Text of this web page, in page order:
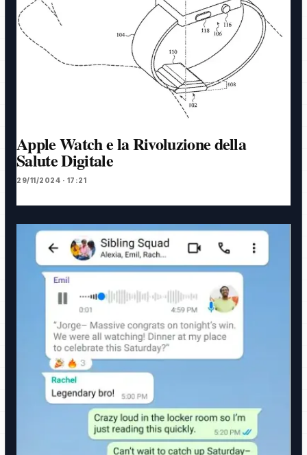
Apple Watch e la Rivoluzione della
Salute Digitale
29/11/2024 · 17:21